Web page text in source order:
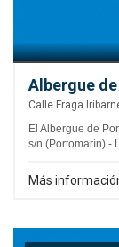
Albergue
Calle Fraga
El Albergue de
s/n (Portomarín) -
Más